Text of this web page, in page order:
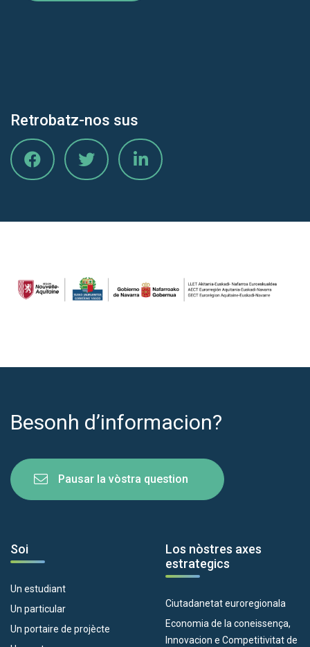
Retrobatz-nos sus
Besonh d’informacion?
Pausar la vòstra question
Soi
Un estudiant
Un particular
Un portaire de projècte
Los nòstres axes
estrategics
Ciutadanetat euroregionala
Economia de la coneissença,
Innovacion e Competitivitat de